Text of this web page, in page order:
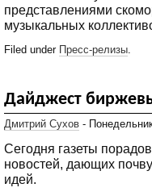
представлениями
музыкальных
Filed under Пресс-релизы
Дайджест
Дмитрий Сухов -
Сегодня газеты
новостей, дающих
идей.